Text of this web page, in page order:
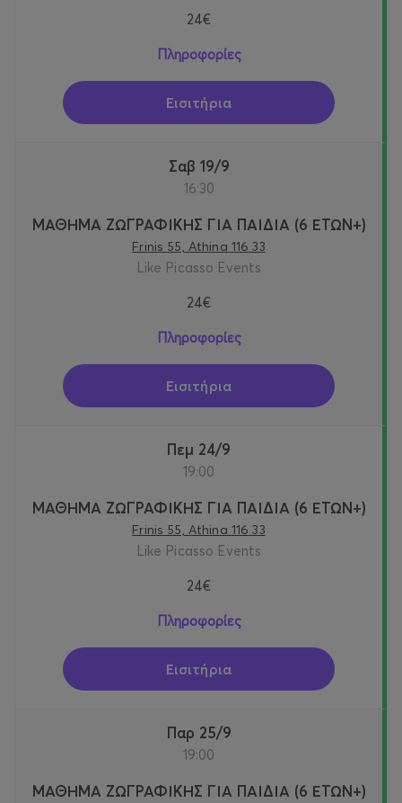
24€
Πληροφορίες
Εισιτήρια
Σαβ 19/9
16:30
ΜΑΘΗΜΑ ΖΩΓΡΑΦΙΚΗΣ ΓΙΑ ΠΑΙΔΙΑ (6 ΕΤΩΝ+)
Frinis 55, Athina 116 33
Like Picasso Events
24€
Πληροφορίες
Εισιτήρια
Πεμ 24/9
19:00
ΜΑΘΗΜΑ ΖΩΓΡΑΦΙΚΗΣ ΓΙΑ ΠΑΙΔΙΑ (6 ΕΤΩΝ+)
Frinis 55, Athina 116 33
Like Picasso Events
24€
Πληροφορίες
Εισιτήρια
Παρ 25/9
19:00
ΜΑΘΗΜΑ ΖΩΓΡΑΦΙΚΗΣ ΓΙΑ ΠΑΙΔΙΑ (6 ΕΤΩΝ+)